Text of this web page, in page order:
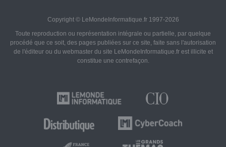
Copyright © LeMondeInformatique.fr 1997-2026
Toute reproduction ou représentation intégrale ou partielle, par quelque
procédé que ce soit, des pages publiées sur ce site, faite sans l'autorisation
de l'éditeur ou du webmaster du site LeMondeInformatique.fr est illicite et
constitue une contrefaçon.